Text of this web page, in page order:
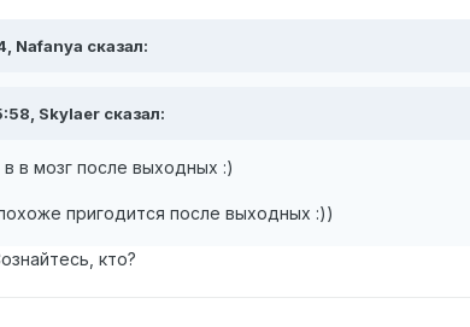
Nafanya сказал:
Skylaer сказал:
в мозг после выходных :)
пригодится после выходных :))
кто?